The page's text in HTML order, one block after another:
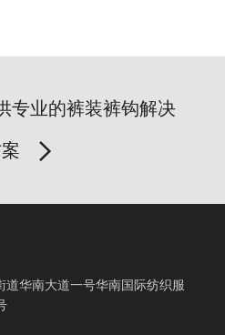
专业的裤装裤钩解决
道华南大道一号华南国际纺织服